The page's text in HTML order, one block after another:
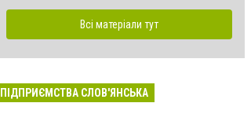
Всі матеріали тут
ПІДПРИЄМСТВА СЛОВ'ЯНСЬКА